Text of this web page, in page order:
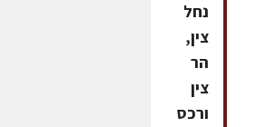
נחל
צין,
הר
צין
ורכס